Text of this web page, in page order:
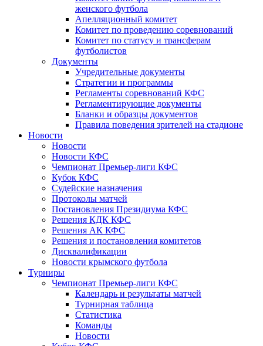
женского футбола
Апелляционный комитет
Комитет по проведению соревнований
Комитет по статусу и трансферам
футболистов
Документы
Учредительные документы
Стратегии и программы
Регламенты соревнований КФС
Регламентирующие документы
Бланки и образцы документов
Правила поведения зрителей на стадионе
Новости
Новости
Новости КФС
Чемпионат Премьер-лиги КФС
Кубок КФС
Судейские назначения
Протоколы матчей
Постановления Президиума КФС
Решения КДК КФС
Решения АК КФС
Решения и постановления комитетов
Дисквалификации
Новости крымского футбола
Турниры
Чемпионат Премьер-лиги КФС
Календарь и результаты матчей
Турнирная таблица
Статистика
Команды
Новости